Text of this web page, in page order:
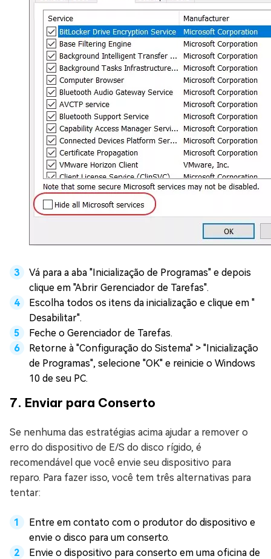
Vá para a aba "Inicialização de Programas" e depois
clique em "Abrir Gerenciador de Tarefas".
Escolha todos os itens da inicialização e clique em "
Desabilitar".
Feche o Gerenciador de Tarefas.
Retorne à "Configuração do Sistema" > "Inicialização
de Programas", selecione "OK" e reinicie o Windows
10 de seu PC.
7. Enviar para Conserto
Se nenhuma das estratégias acima ajudar a remover o
erro do dispositivo de E/S do disco rígido, é
recomendável que você envie seu dispositivo para
reparo. Para fazer isso, você tem três alternativas para
tentar:
Entre em contato com o produtor do dispositivo e
envie o disco para um conserto.
Envie o dispositivo para conserto em uma oficina de